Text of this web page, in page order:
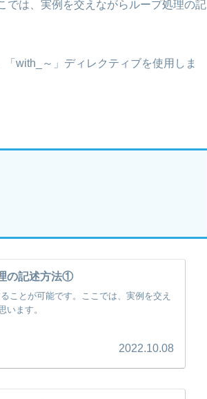
では、実例を交えながらループ処理の記
with_～」ディレクティブを使用しま
の記述方法①
ことが可能です。ここでは、実例を交え
います。
2022.10.08